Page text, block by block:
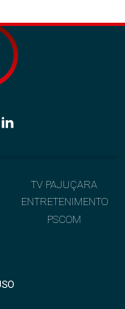
TV PAJUÇARA
ENTRETENIMENTO
PSCOM